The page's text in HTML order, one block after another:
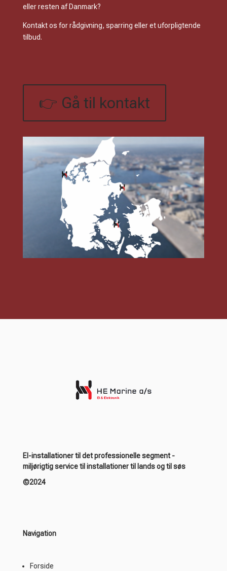
eller resten af Danmark?
Kontakt os for rådgivning, sparring eller et uforpligtende
tilbud.
👉 Gå til kontakt
El-installationer til det professionelle segment -
miljørigtig service til installationer til lands og til søs
©2024
Navigation
Forside